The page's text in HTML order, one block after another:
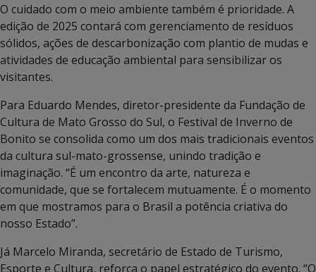
O cuidado com o meio ambiente também é prioridade. A
edição de 2025 contará com gerenciamento de resíduos
sólidos, ações de descarbonização com plantio de mudas e
atividades de educação ambiental para sensibilizar os
visitantes.
Para Eduardo Mendes, diretor-presidente da Fundação de
Cultura de Mato Grosso do Sul, o Festival de Inverno de
Bonito se consolida como um dos mais tradicionais eventos
da cultura sul-mato-grossense, unindo tradição e
imaginação. “É um encontro da arte, natureza e
comunidade, que se fortalecem mutuamente. É o momento
em que mostramos para o Brasil a potência criativa do
nosso Estado”.
Já Marcelo Miranda, secretário de Estado de Turismo,
Esporte e Cultura, reforça o papel estratégico do evento. “O